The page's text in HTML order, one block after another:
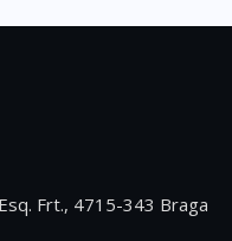
Frt., 4715-343 Braga